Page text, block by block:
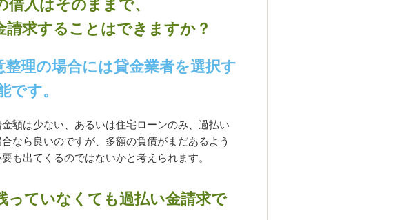
入はそのままで、
請求することはできますか？
理の場合には貸金業者を選択す
です。
額は少ない、あるいは住宅ローンのみ、過払い
なら良いのですが、多額の負債がまだあるよう
も出てくるのではないかと考えられます。
っていなくても過払い金請求で